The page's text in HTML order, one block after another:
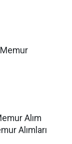
Alım
Alımları